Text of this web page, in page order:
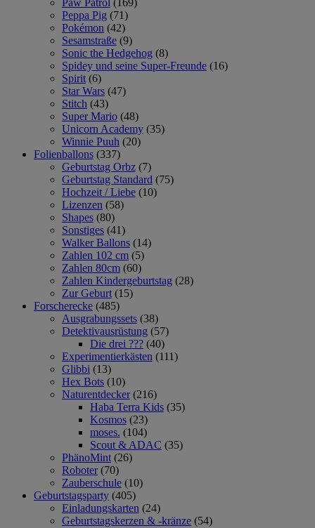
Peppa Pig (71)
Pokémon (42)
Sesamstraße (9)
Sonic the Hedgehog (8)
Spidey und seine Super-Freunde (16)
Spirit (6)
Star Wars (47)
Stitch (43)
Super Mario (48)
Unicorn Academy (35)
Winnie Puuh (20)
Folienballons (337)
Geburtstag Orbz (7)
Geburtstag Standard (75)
Hochzeit / Liebe (10)
Lizenzen (58)
Shapes (80)
Sonstiges (41)
Walker Ballons (14)
Zahlen 102 cm (5)
Zahlen 80cm (60)
Zahlen Kindergeburtstag (28)
Zur Geburt (15)
Forscherecke (485)
Ausgrabungssets (38)
Detektivausrüstung (57)
Die drei ??? (40)
Experimentierkästen (111)
Glibbi (13)
Hex Bots (10)
Naturentdecker (216)
Haba Terra Kids (35)
Kosmos (23)
moses. (104)
Scout & ADAC (35)
PhänoMint (26)
Roboter (70)
Zauberschule (10)
Geburtstagsparty (405)
Einladungskarten (24)
Geburtstagskerzen & -kränze (54)